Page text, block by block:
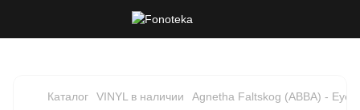
Каталог VINYL в наличии Agnetha Faltskog (ABBA) -